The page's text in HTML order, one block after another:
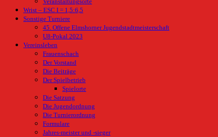
Veranstaltungsorte
Wrist – ESC I = 1,5:6,5
Sonstige Turniere
45. Offene Elmshorner Jugendstadtmeisterschaft
U8-Pokal 2023
Vereinsleben
Frauenschach
Der Vorstand
Die Beiträge
Der Spielbetrieb
Spielorte
Die Satzung
Die Jugendordnung
Die Turnierordnung
Formulare
Jahres-meister und -sieger